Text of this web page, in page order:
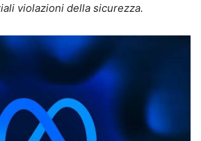
violazioni della sicurezza.